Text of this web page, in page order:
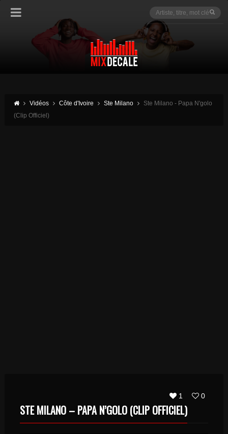
Vidéos Côte d'Ivoire Ste Milano
Ste Milano - Papa N'golo
(Clip Officiel)
1 0
STE MILANO – PAPA N’GOLO (CLIP OFFICIEL)